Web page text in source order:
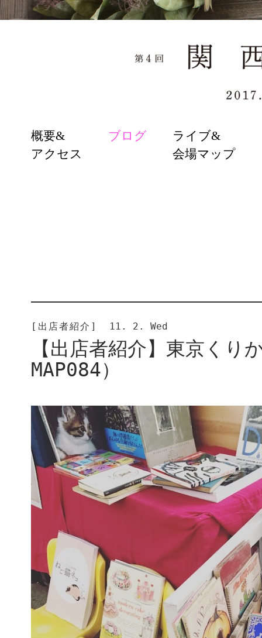
SKIP
TO
CONTENT
概要&
アクセス
ブログ
ライブ&
会場マップ
[出店者紹介] 11. 2. Wed
【出店者紹介】東京くり
MAP084）